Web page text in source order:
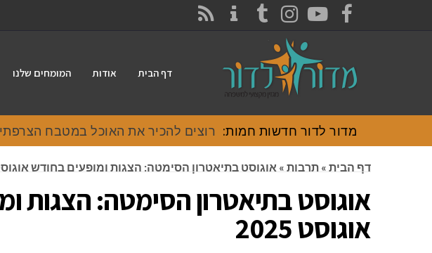
FACEBOOK
YOUTUBE
INSTAGRAM
TUMBLR
דף הבית אודות המומחים שלנו
מדור לדור חדשות חמות: רוצים להכיר את האוכל במטבח הצרפתי? דברו
דף הבית » תרבות » אוגוסט בתיאטרון הסימטה: הצגות ומופעים בחודש אוגוסט
אוגוסט בתיאטרון הסימטה: הצגות
אוגוסט 2025